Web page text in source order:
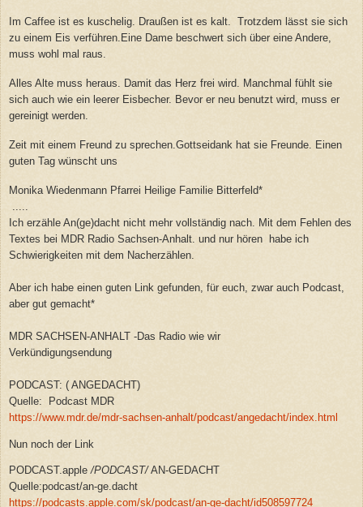
Im Caffee ist es kuschelig. Draußen ist es kalt. Trotzdem lässt sie sich
zu einem Eis verführen.Eine Dame beschwert sich über eine Andere,
muss wohl mal raus.
Alles Alte muss heraus. Damit das Herz frei wird. Manchmal fühlt sie
sich auch wie ein leerer Eisbecher. Bevor er neu benutzt wird, muss er
gereinigt werden.
Zeit mit einem Freund zu sprechen.Gottseidank hat sie Freunde. Einen
guten Tag wünscht uns
Monika Wiedenmann Pfarrei Heilige Familie Bitterfeld*
Ich erzähle An(ge)dacht nicht mehr vollständig nach. Mit dem Fehlen des
Textes bei MDR Radio Sachsen-Anhalt. und nur hören habe ich
Schwierigkeiten mit dem Nacherzählen.
Aber ich habe einen guten Link gefunden, für euch, zwar auch Podcast,
aber gut gemacht*
MDR SACHSEN-ANHALT -Das Radio wie wir
Verkündigungsendung
PODCAST: ( ANGEDACHT)
Quelle: Podcast MDR
https://www.mdr.de/mdr-sachsen-anhalt/podcast/angedacht/index.html
Nun noch der Link
PODCAST.apple /PODCAST/AN-GEDACHT
Quelle:podcast/an-ge.dacht
https://podcasts.apple.com/sk/podcast/an-ge-dacht/id508597724